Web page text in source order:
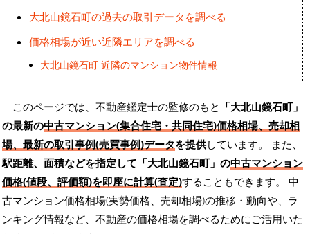
大北山鏡石町の過去の取引データを調べる
価格相場が近い近隣エリアを調べる
大北山鏡石町 近隣のマンション物件情報
このページでは、不動産鑑定士の監修のもと 「大北山鏡石町」
の最新の中古マンション(集合住宅・共同住宅)価格相場、売却相
場、最新の取引事例(売買事例)データを提供しています。 また、
駅距離、面積などを指定して「大北山鏡石町」の中古マンション
価格(値段、評価額)を即座に計算(査定)することもできます。 中
古マンション価格相場(実勢価格、売却相場)の推移・動向や、ラ
ンキング情報など、不動産の価格相場を調べるためにご活用いた